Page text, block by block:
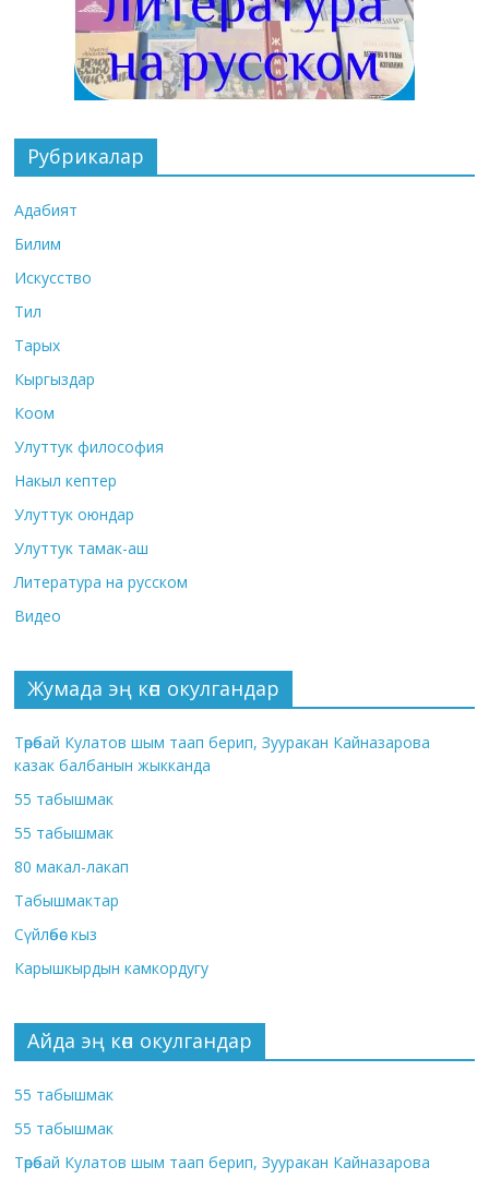
Рубрикалар
Адабият
Билим
Искусство
Тил
Тарых
Кыргыздар
Коом
Улуттук философия
Накыл кептер
Улуттук оюндар
Улуттук тамак-аш
Литература на русском
Видео
Жумада эң көп окулгандар
Төрөбай Кулатов шым таап берип, Зууракан Кайназарова
казак балбанын жыкканда
55 табышмак
55 табышмак
80 макал-лакап
Табышмактар
Сүйлөбөс кыз
Карышкырдын камкордугу
Айда эң көп окулгандар
55 табышмак
55 табышмак
Төрөбай Кулатов шым таап берип, Зууракан Кайназарова